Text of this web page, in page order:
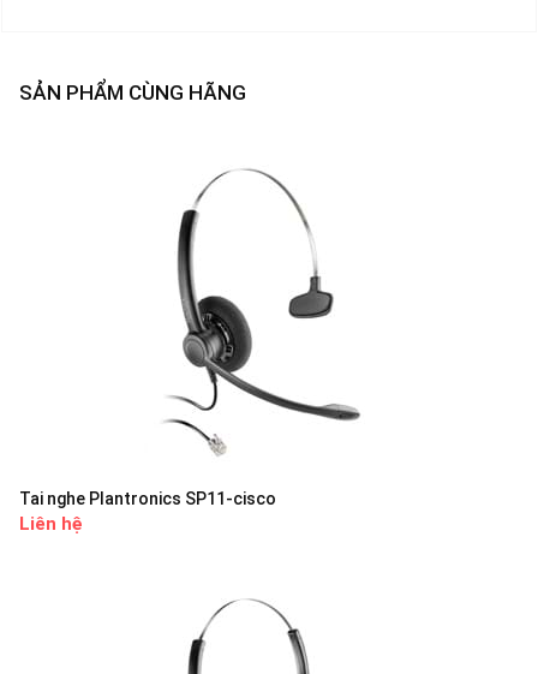
SẢN PHẨM CÙNG HÃNG
Tai nghe Plantronics SP11-cisco
Liên hệ